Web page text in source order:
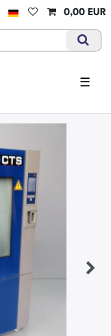
0,00 EUR
☰